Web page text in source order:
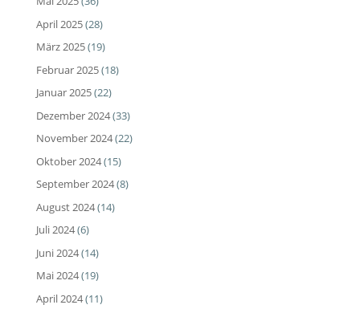
April 2025(28)
März 2025(19)
Februar 2025(18)
Januar 2025(22)
Dezember 2024(33)
November 2024(22)
Oktober 2024(15)
September 2024(8)
August 2024(14)
Juli 2024(6)
Juni 2024(14)
Mai 2024(19)
April 2024(11)